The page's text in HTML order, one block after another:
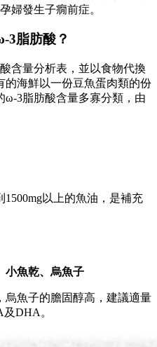
婦發生子癇前症。
3脂肪酸？
含量分析表，並以食物代換
的海鮮以一份豆魚蛋肉類的份
ω-3脂肪酸含量多寡分類，由
以上的魚油，是補充
小魚乾、烏魚子
魚子的膽固醇高，建議適量
DHA。